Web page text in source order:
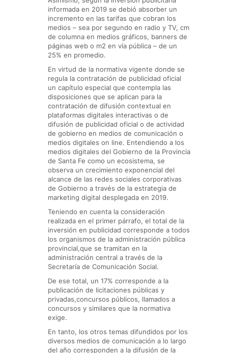
informada en 2019 se debió absorber un
incremento en las tarifas que cobran los
medios – sea por segundo en radio y TV, cm
de columna en medios gráficos, banners de
páginas web o m2 en vía pública – de un
25% en promedio.
En virtud de la normativa vigente donde se
regula la contratación de publicidad oficial
un capítulo especial que contempla las
disposiciones que se aplican para la
contratación de difusión contextual en
plataformas digitales interactivas o de
difusión de publicidad oficial o de actividad
de gobierno en medios de comunicación o
medios digitales on line. Entendiendo a los
medios digitales del Gobierno de la Provincia
de Santa Fe como un ecosistema, se
observa un crecimiento exponencial del
alcance de las redes sociales corporativas
de Gobierno a través de la estrategia de
marketing digital desplegada en 2019.
Teniendo en cuenta la consideración
realizada en el primer párrafo, el total de la
inversión en publicidad corresponde a todos
los organismos de la administración pública
provincial,que se tramitan en la
administración central a través de la
Secretaría de Comunicación Social.
De ese total, un 17% corresponde a la
publicación de licitaciones públicas y
privadas,concursos públicos, llamados a
concursos y similares que la normativa
exige.
En tanto, los otros temas difundidos por los
diversos medios de comunicación a lo largo
del año corresponden a la difusión de la